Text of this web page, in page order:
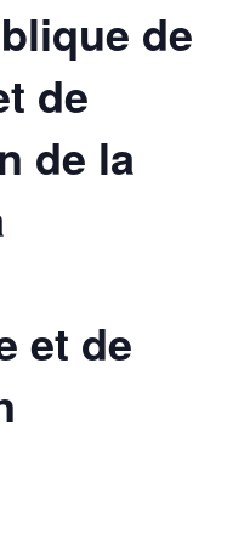
de
de
de la
et de